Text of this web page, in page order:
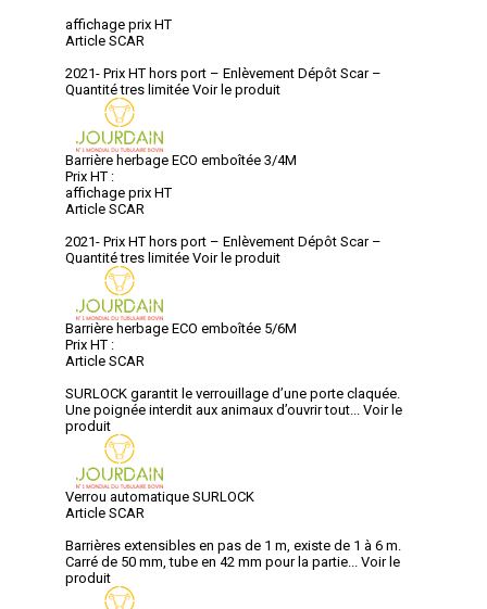
affichage prix HT
Article SCAR
2021- Prix HT hors port – Enlèvement Dépôt Scar –
Quantité tres limitée Voir le produit
Barrière herbage ECO emboîtée 3/4M
Prix HT :
affichage prix HT
Article SCAR
2021- Prix HT hors port – Enlèvement Dépôt Scar –
Quantité tres limitée Voir le produit
Barrière herbage ECO emboîtée 5/6M
Prix HT :
Article SCAR
SURLOCK garantit le verrouillage d’une porte claquée.
Une poignée interdit aux animaux d’ouvrir tout...
Voir le
produit
Verrou automatique SURLOCK
Article SCAR
Barrières extensibles en pas de 1 m, existe de 1 à 6 m.
Carré de 50 mm, tube en 42 mm pour la partie...
Voir le
produit